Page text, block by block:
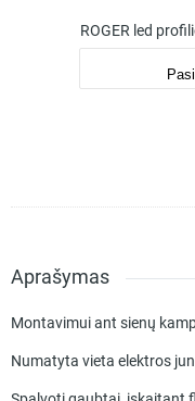
ROGER led
Aprašymas
Montavimui ant sienų
Numatyta vieta elektros